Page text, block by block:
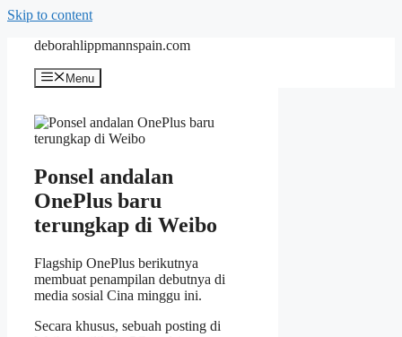
Skip to content
deborahlippmannspain.com
Menu
Ponsel andalan
OnePlus baru
terungkap di Weibo
Flagship OnePlus berikutnya
membuat penampilan debutnya di
media sosial Cina minggu ini.
Secara khusus, sebuah posting di